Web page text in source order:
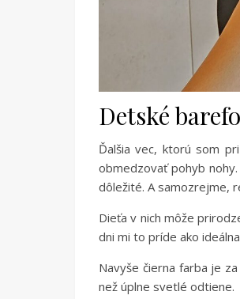
Detské
Ďalšia vec, ktorú som
obmedzovať pohyb
dôležité. A samozrejme,
Dieťa v nich môže
dni mi to príde ako
Navyše čierna farba je
než úplne svetlé odtiene.